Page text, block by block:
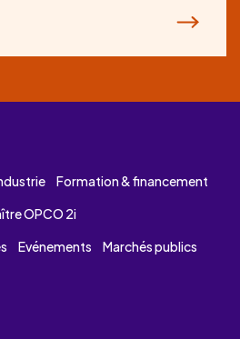
Formation & financement
OPCO 2i
Evénements
Marchés publics